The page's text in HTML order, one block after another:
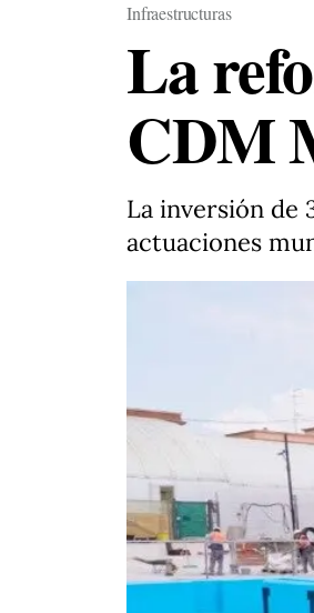
Infraestructuras
La
CDM
La inversión de
actuaciones